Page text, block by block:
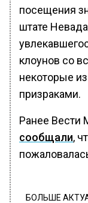
посещения
штате
клоунов со
некоторые
призраками.
Ранее Вести
сообщали,
БОЛЬШЕ